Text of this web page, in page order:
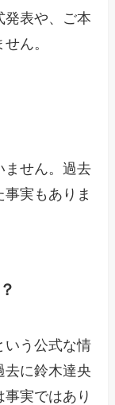
発表や、ご本
ん。
ません。過去
実もありま
いう公式な情
去に鈴木達央
実ではあり